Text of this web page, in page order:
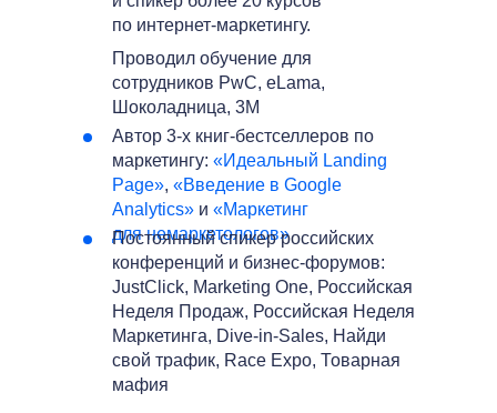
по интернет-маркетингу.
Проводил обучение для
сотрудников PwC, eLama,
Шоколадница, 3M
Автор 3-х книг-бестселлеров по
маркетингу: «Идеальный Landing
Page», «Введение в Google
Analytics» и «Маркетинг
для немаркетологов»
Постоянный спикер российских
конференций и бизнес-форумов:
JustClick, Marketing One, Российская
Неделя Продаж, Российская Неделя
Маркетинга, Dive-in-Sales, Найди
свой трафик, Race Expo, Товарная
мафия